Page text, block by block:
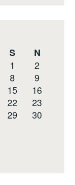
S
N
1
2
8
9
15
16
22
23
29
30